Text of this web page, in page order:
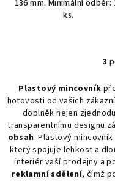
136 mm. Minimální odběr:
ks.
3
Plastový mincovník
hotovosti od vašich
doplněk nejen
transparentnímu designu
obsah. Plastový
který spojuje lehkost a
interiér vaší prodejny a
reklamní sdělení, čímž